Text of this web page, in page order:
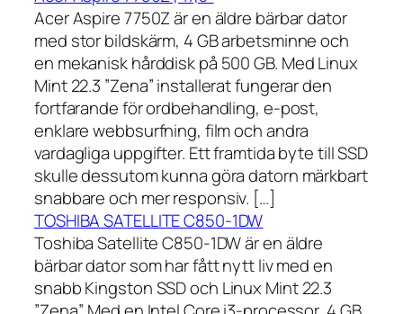
Acer Aspire 7750Z är en äldre bärbar dator
med stor bildskärm, 4 GB arbetsminne och
en mekanisk hårddisk på 500 GB. Med Linux
Mint 22.3 ”Zena” installerat fungerar den
fortfarande för ordbehandling, e-post,
enklare webbsurfning, film och andra
vardagliga uppgifter. Ett framtida byte till SSD
skulle dessutom kunna göra datorn märkbart
snabbare och mer responsiv. […]
TOSHIBA SATELLITE C850-1DW
Toshiba Satellite C850-1DW är en äldre
bärbar dator som har fått nytt liv med en
snabb Kingston SSD och Linux Mint 22.3